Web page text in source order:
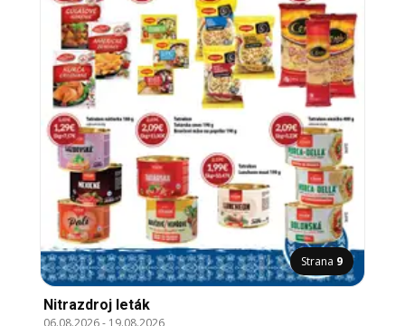
Strana 9
Nitrazdroj leták
06.08.2026- 19.08.2026